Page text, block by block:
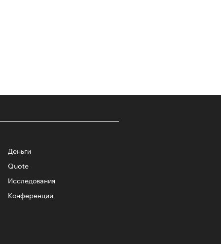
российских брендов
Топ «РБК Стиль» — 2026
Деньги
Quote
Исследования
Конференции